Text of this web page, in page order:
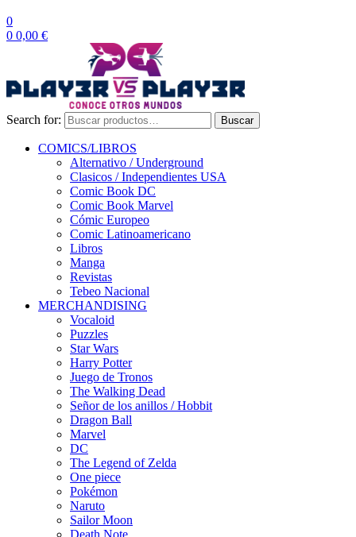
0
0 0,00 €
Search for: Buscar
COMICS/LIBROS
Alternativo / Underground
Clasicos / Independientes USA
Comic Book DC
Comic Book Marvel
Cómic Europeo
Comic Latinoamericano
Libros
Manga
Revistas
Tebeo Nacional
MERCHANDISING
Vocaloid
Puzzles
Star Wars
Harry Potter
Juego de Tronos
The Walking Dead
Señor de los anillos / Hobbit
Dragon Ball
Marvel
DC
The Legend of Zelda
One piece
Pokémon
Naruto
Sailor Moon
Death Note